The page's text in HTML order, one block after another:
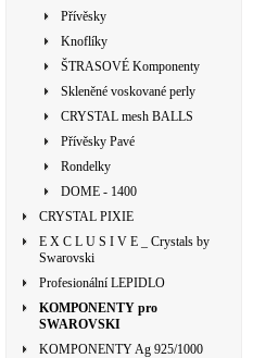
Přívěsky
Knoflíky
ŠTRASOVÉ Komponenty
Skleněné voskované perly
CRYSTAL mesh BALLS
Přívěsky Pavé
Rondelky
DOME - 1400
CRYSTAL PIXIE
E X C L U S I V E _ Crystals by
Swarovski
Profesionální LEPIDLO
KOMPONENTY pro
SWAROVSKI
KOMPONENTY Ag 925/1000